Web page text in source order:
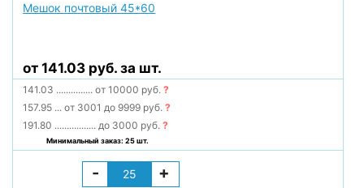
Мешок почтовый 45*60
от 141.03 руб. за шт.
141.03 ............... от 10000 руб.?
157.95 ... от 3001 до 9999 руб.?
191.80 ................. до 3000 руб.?
Минимальный заказ: 25 шт.
- +